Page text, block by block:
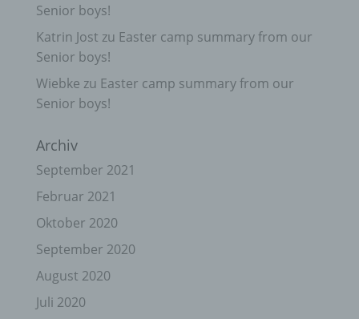
Senior boys!
Katrin Jost zu Easter camp summary from our
Senior boys!
Wiebke zu Easter camp summary from our
Senior boys!
Archiv
September 2021
Februar 2021
Oktober 2020
September 2020
August 2020
Juli 2020